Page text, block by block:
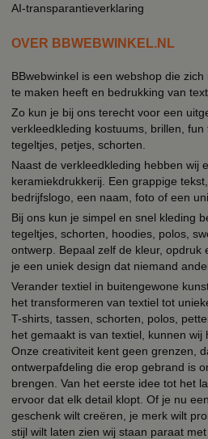
AI-transparantieverklaring
OVER BBWEBWINKEL.NL
BBwebwinkel is een webshop die
te maken heeft en bedrukking van
Zo kun je bij ons terecht voor een
verkleedkleding kostuums, brillen, fun
tegeltjes, petjes, schorten.
Naast de verkleedkleding hebben wij
keramiekdrukkerij. Een grappige
bedrijfslogo, een naam, foto of een
Bij ons kun je simpel en snel kleding
tegeltjes, schorten, hoodies, polos,
ontwerp. Bepaal zelf de kleur, opdruk
je een uniek design dat niemand
Verander textiel in buitengewone
het transformeren van textiel tot
T-shirts, tassen, schorten, polos,
het gemaakt is van textiel, kunnen wij
Onze creativiteit kent geen grenzen,
ontwerpafdeling die erop gebrand is
brengen. Van het eerste idee tot het
ervoor dat elk detail klopt. Of je nu
geschenk wilt creëren, je merk wilt
stijl wilt laten zien wij staan paraat